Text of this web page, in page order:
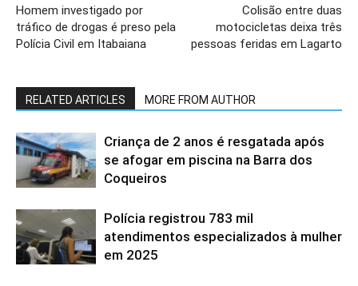
Homem investigado por
tráfico de drogas é preso pela
Polícia Civil em Itabaiana
Colisão entre duas
motocicletas deixa três
pessoas feridas em Lagarto
RELATED ARTICLES MORE FROM AUTHOR
Criança de 2 anos é resgatada após
se afogar em piscina na Barra dos
Coqueiros
Polícia registrou 783 mil
atendimentos especializados à mulher
em 2025